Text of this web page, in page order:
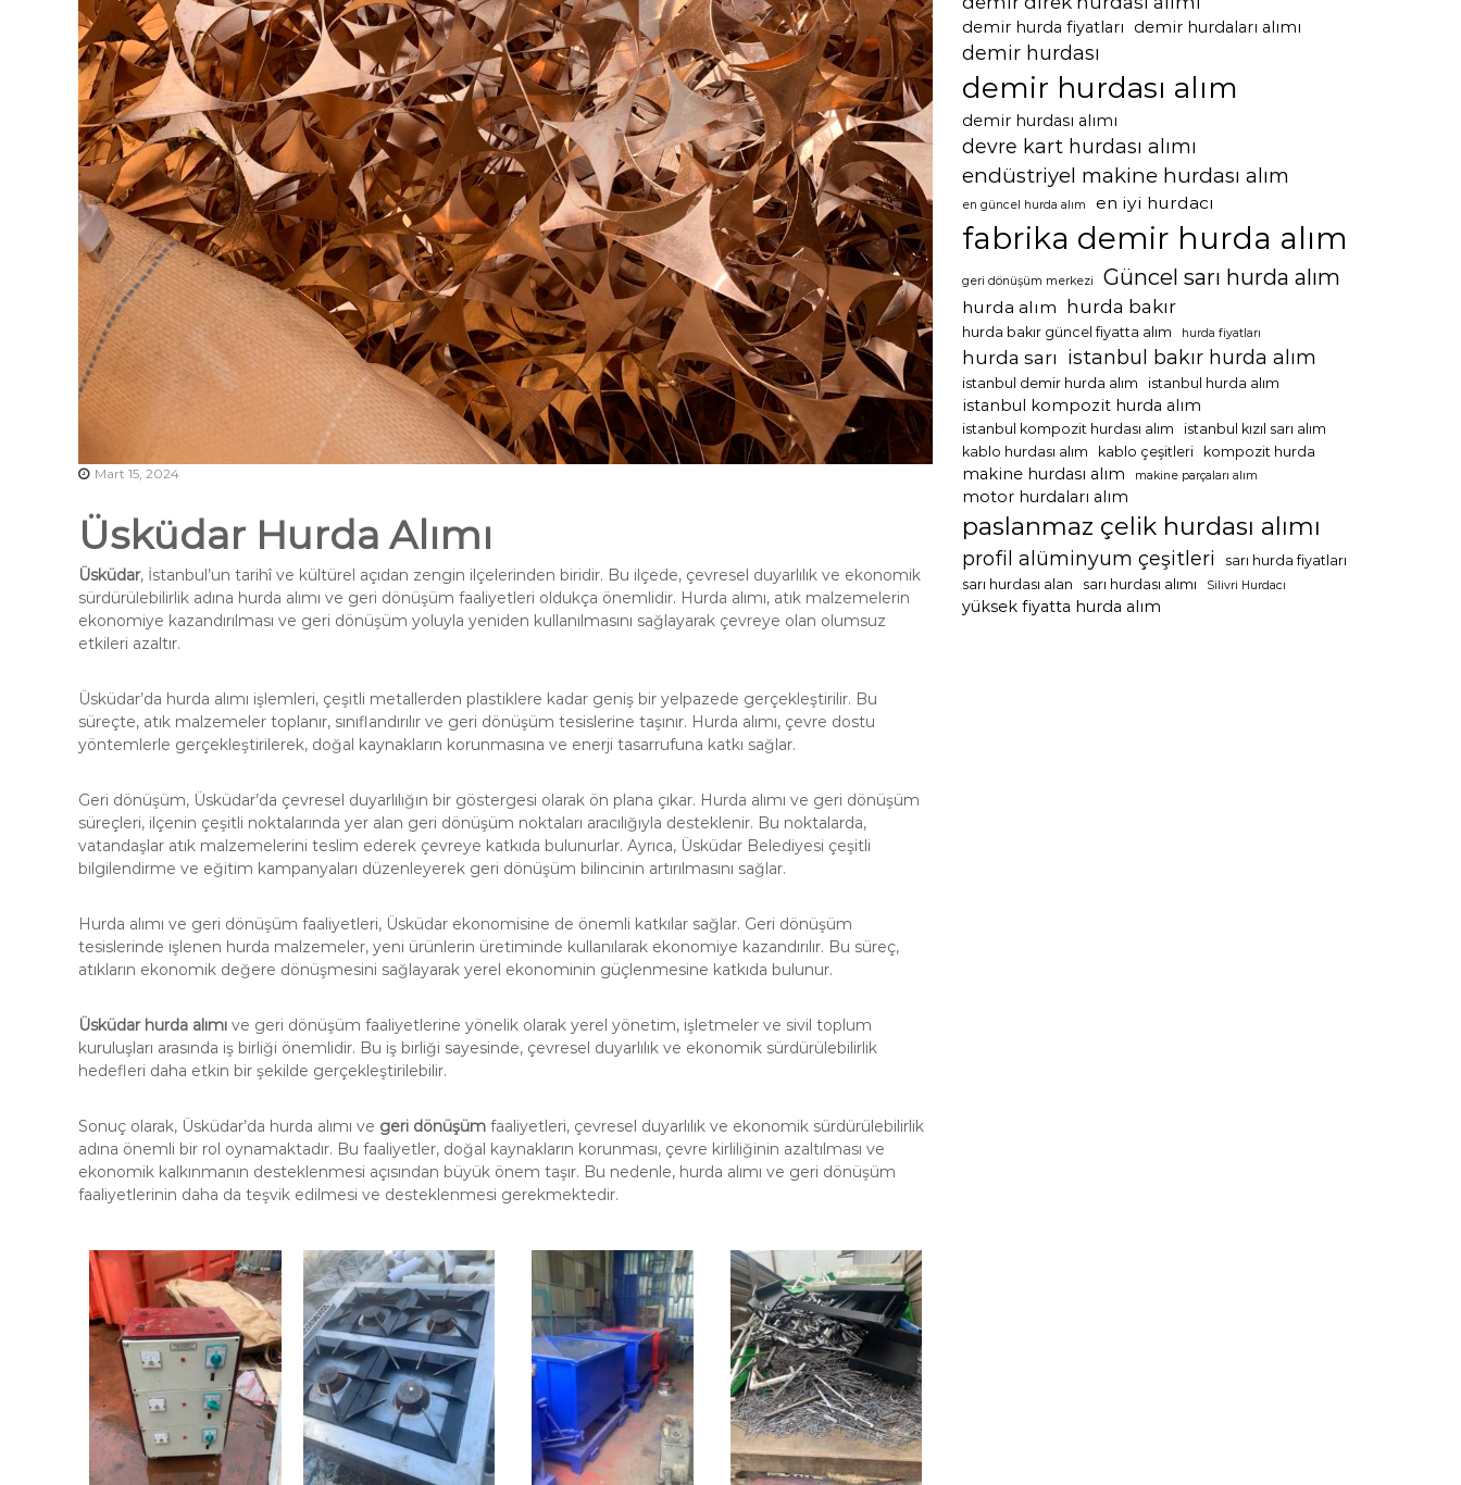
Mart 15, 2024
Üsküdar Hurda Alımı
Üsküdar, İstanbul’un tarihî ve kültürel açıdan zengin ilçelerinden biridir. Bu ilçede, çevresel duyarlılık ve ekonomik
sürdürülebilirlik adına hurda alımı ve geri dönüşüm faaliyetleri oldukça önemlidir. Hurda alımı, atık malzemelerin
ekonomiye kazandırılması ve geri dönüşüm yoluyla yeniden kullanılmasını sağlayarak çevreye olan olumsuz
etkileri azaltır.
Üsküdar’da hurda alımı işlemleri, çeşitli metallerden plastiklere kadar geniş bir yelpazede gerçekleştirilir. Bu
süreçte, atık malzemeler toplanır, sınıflandırılır ve geri dönüşüm tesislerine taşınır. Hurda alımı, çevre dostu
yöntemlerle gerçekleştirilerek, doğal kaynakların korunmasına ve enerji tasarrufuna katkı sağlar.
Geri dönüşüm, Üsküdar’da çevresel duyarlılığın bir göstergesi olarak ön plana çıkar. Hurda alımı ve geri dönüşüm
süreçleri, ilçenin çeşitli noktalarında yer alan geri dönüşüm noktaları aracılığıyla desteklenir. Bu noktalarda,
vatandaşlar atık malzemelerini teslim ederek çevreye katkıda bulunurlar. Ayrıca, Üsküdar Belediyesi çeşitli
bilgilendirme ve eğitim kampanyaları düzenleyerek geri dönüşüm bilincinin artırılmasını sağlar.
Hurda alımı ve geri dönüşüm faaliyetleri, Üsküdar ekonomisine de önemli katkılar sağlar. Geri dönüşüm
tesislerinde işlenen hurda malzemeler, yeni ürünlerin üretiminde kullanılarak ekonomiye kazandırılır. Bu süreç,
atıkların ekonomik değere dönüşmesini sağlayarak yerel ekonominin güçlenmesine katkıda bulunur.
Üsküdar hurda alımı ve geri dönüşüm faaliyetlerine yönelik olarak yerel yönetim, işletmeler ve sivil toplum
kuruluşları arasında iş birliği önemlidir. Bu iş birliği sayesinde, çevresel duyarlılık ve ekonomik sürdürülebilirlik
hedefleri daha etkin bir şekilde gerçekleştirilebilir.
Sonuç olarak, Üsküdar’da hurda alımı ve geri dönüşüm faaliyetleri, çevresel duyarlılık ve ekonomik sürdürülebilirlik
adına önemli bir rol oynamaktadır. Bu faaliyetler, doğal kaynakların korunması, çevre kirliliğinin azaltılması ve
ekonomik kalkınmanın desteklenmesi açısından büyük önem taşır. Bu nedenle, hurda alımı ve geri dönüşüm
faaliyetlerinin daha da teşvik edilmesi ve desteklenmesi gerekmektedir.
demir hurda fiyatları demir hurdaları alımı
demir hurdası
demir hurdası alım
demir hurdası alımı
devre kart hurdası alımı
endüstriyel makine hurdası alım
en güncel hurda alım en iyi hurdacı
fabrika demir hurda alım
geri dönüşüm merkezi Güncel sarı hurda alım
hurda alım hurda bakır
hurda bakır güncel fiyatta alım hurda fiyatları
hurda sarı istanbul bakır hurda alım
istanbul demir hurda alım istanbul hurda alım
istanbul kompozit hurda alım
istanbul kompozit hurdası alım
istanbul kızıl sarı alım
kablo hurdası alım
kablo çeşitleri kompozit hurda
makine hurdası alım makine parçaları alım
motor hurdaları alım
paslanmaz çelik hurdası alımı
profil alüminyum çeşitleri
sarı hurda fiyatları
sarı hurdası alan
sarı hurdası alımı Silivri Hurdacı
yüksek fiyatta hurda alım